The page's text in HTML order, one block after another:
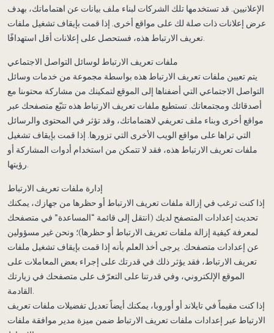
الإعلانيين. قد تستخدمها تلك الشركات لبناء ملف بيانات عن اهتماماتك، بهدف
عرض إعلانات ذات صلة لك على مواقع أخرى. إذا قمت بإيقاف تشغيل ملفات
تعريف الارتباط هذه، فستحصل على إعلانات أقل استهدافًا.
ملفات تعريف الارتباط لوسائل التواصل الاجتماعي
يتم تعيين ملفات تعريف الارتباط هذه بواسطة مجموعة من خدمات وسائل
التواصل الاجتماعي التي أضفناها إلى الموقع لتمكينك من مشاركة محتوىنا مع
أصدقائك ومجتمعاتك. تستطيع ملفات تعريف الارتباط هذه تتبّع متصفحك عبر
مواقع أخرى وبناء ملف تعريفي لاهتماماتك، وقد تؤثر في المحتوى والرسائل
التي تراها على مواقع الويب الأخرى التي تزورها. إذا قمت بإيقاف تشغيل
ملفات تعريف الارتباط هذه، فقد لا تتمكن من استخدام أدوات المشاركة أو
رؤيتها.
إدارة ملفات تعريف الارتباط
إذا كنت ترغب في إزالة ملفات تعريف الارتباط أو حظرها من جهازك، يمكنك
تحديث إعدادات المتصفح لديك (انتقل إلى قائمة “المساعدة” في متصفحك
لمعرفة كيفية إزالة ملفات تعريف الارتباط أو حظرها)؛ ونحن غير مسؤولين
عن إعدادات متصفحك. يرجى أخذ العلم بأنه إذا قمت بإيقاف تشغيل ملفات
تعريف الارتباط، فقد يؤثر ذلك في قدرتك على إجراء بعض المعاملات على
الموقع الإلكتروني، وفي قدرتنا على التعرّف على متصفحك في زيارتك
القادمة.
إذا كنت مقيماً في تايلاند أو أوروبا، يمكنك أيضاً تعديل تفضيلات ملفات تعريف
الارتباط عبر إعدادات ملفات تعريف الارتباط ضمن ميزة مدير موافقة ملفات